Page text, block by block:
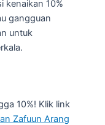
kenaikan 10%
gangguan
untuk
10%! Klik link
Zafuun Arang